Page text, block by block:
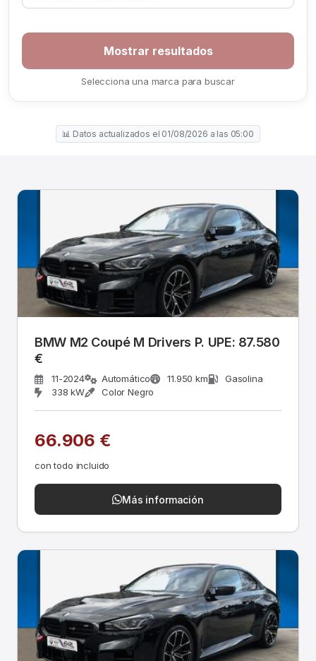
Selecciona una marca para buscar
📊 Datos actualizados el 01/08/2026 a las 05:00
BMW M2 Coupé M Drivers P. UPE: 87.580
€
11-2024 Automático 11.950 km
Gasolina
338 kW
Color Negro
66.906 €
con todo incluido
Más información